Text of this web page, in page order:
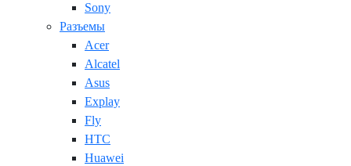
Sony
Разъемы
Acer
Alcatel
Asus
Explay
Fly
HTC
Huawei